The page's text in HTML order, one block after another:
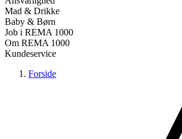
Mad & Drikke
Baby & Børn
Job i REMA 1000
Om REMA 1000
Kundeservice
Forside